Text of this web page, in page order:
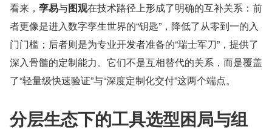
看来， 孪易与图观在技术路径上形成了明确的互补关系：前
者更像是进入数字孪生世界的“钥匙”，降低了从零到一的入
门门槛；后者则是为专业开发者准备的“瑞士军刀”，提供了
深入骨髓的定制能力。它们不是互相替代的关系，而是覆盖
了“轻量级快速验证”与“深度定制化交付”这两个端点。
分层生态下的工具选型困局与组